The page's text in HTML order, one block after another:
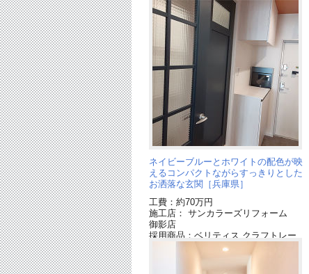
ネイビーブルーとホワイトの配色が映
えるコンパクトながらすっきりとした
お洒落な玄関［兵庫県］
工費：約70万円
施工店： サンカラーズリフォーム
御影店
採用商品：ベリティス クラフトレー
採用商品：床材 ベリティスフロアー
S ハードコート